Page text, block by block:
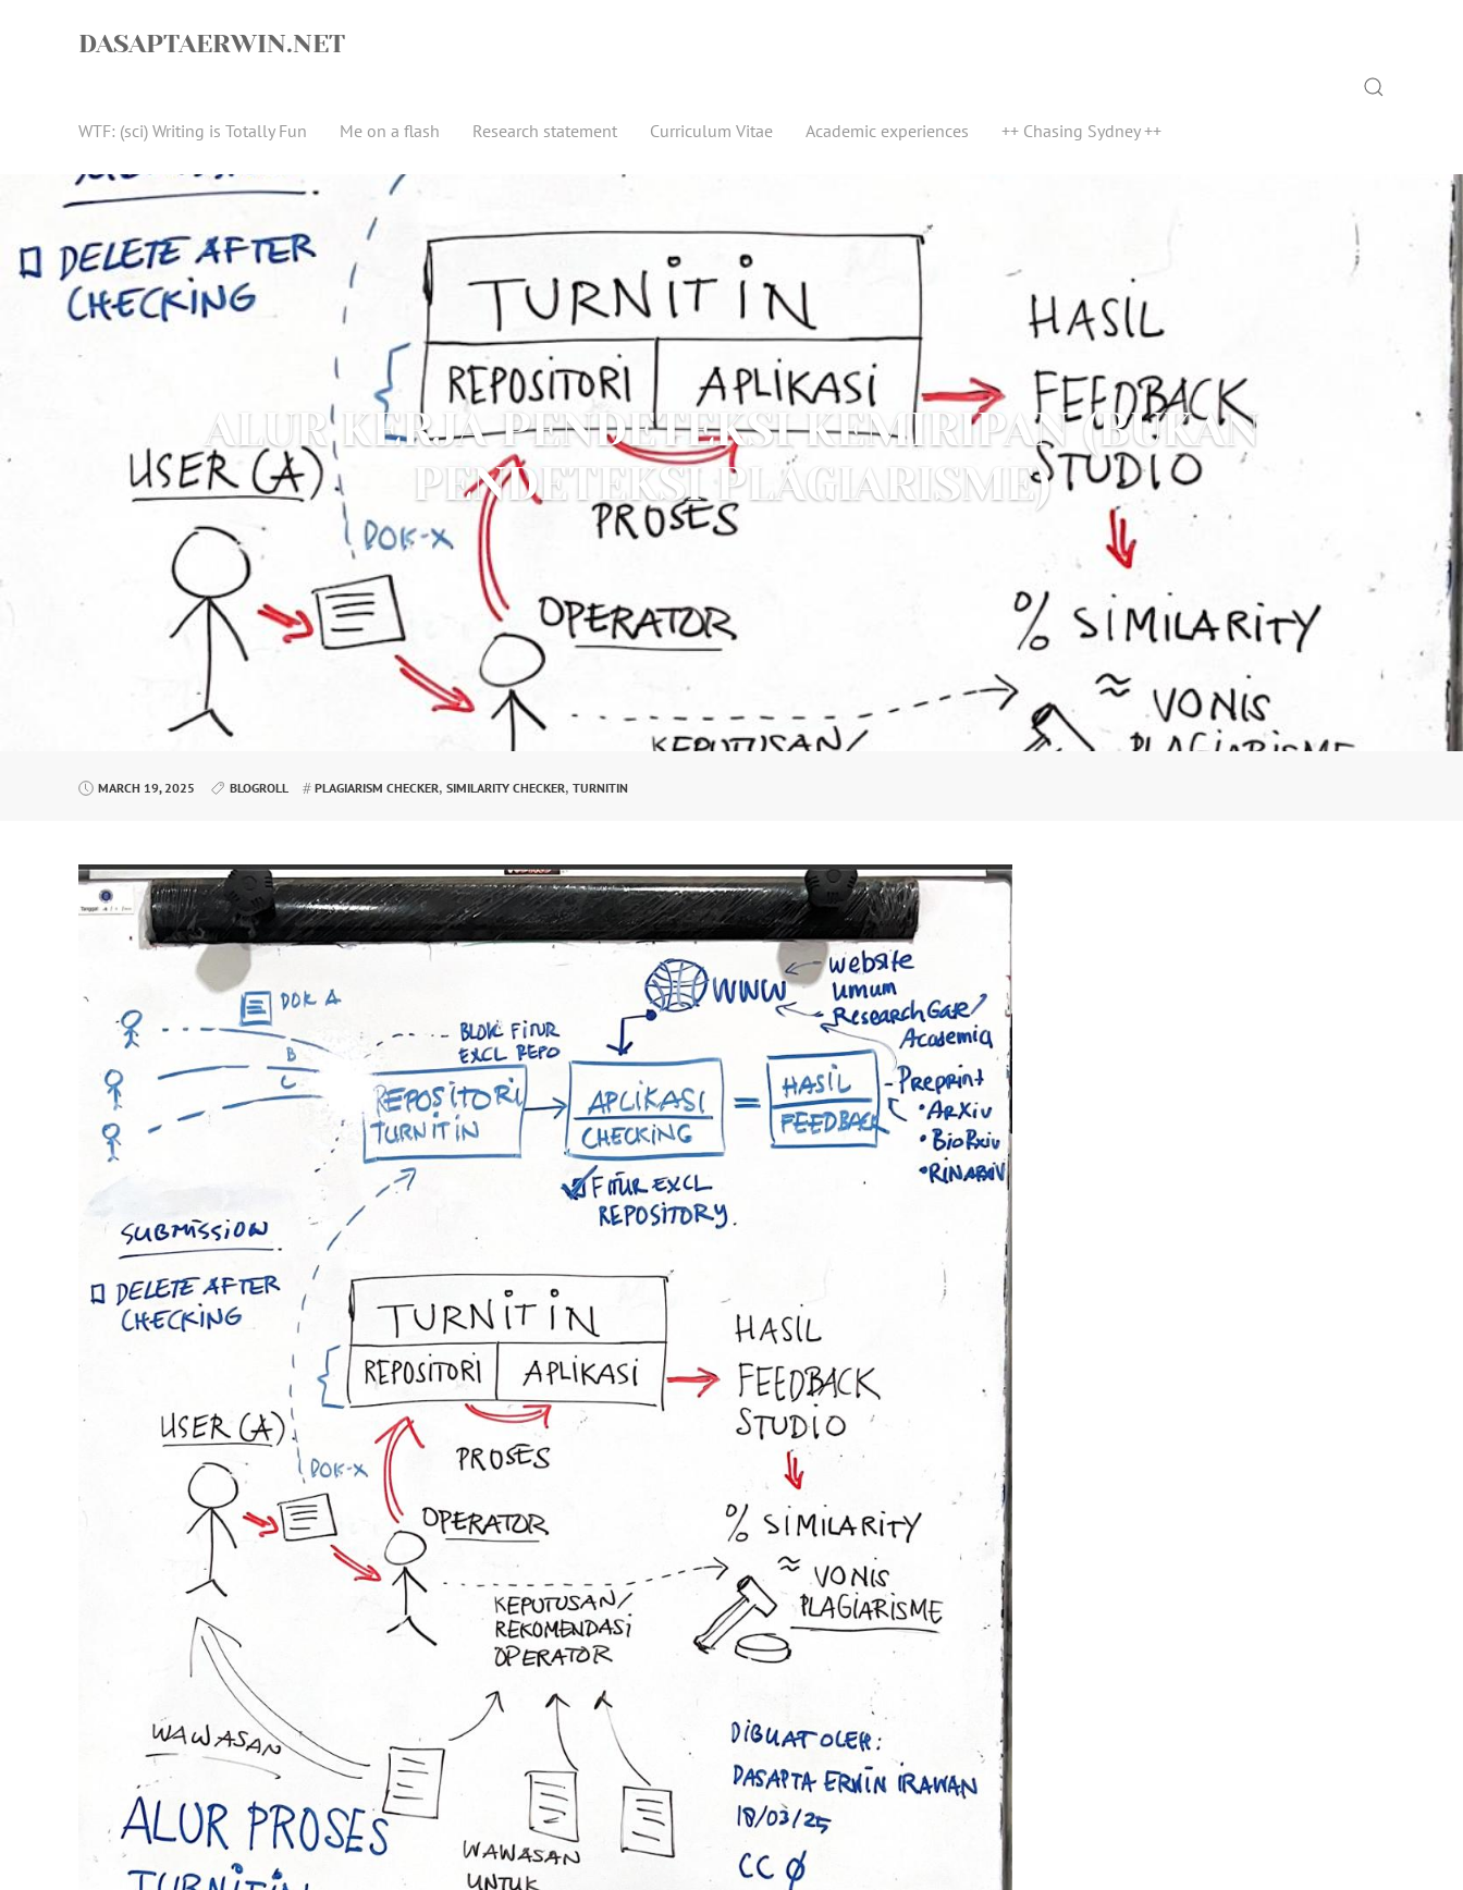
DASAPTAERWIN.NET
WTF: (sci) Writing is Totally Fun Me on a flash Research statement Curriculum Vitae Academic experiences ++ Chasing Sydney ++
Search
ALUR KERJA PENDETEKSI KEMIRIPAN (BUKAN
PENDETEKSI PLAGIARISME)
MARCH 19, 2025 BLOGROLL PLAGIARISM CHECKER, SIMILARITY CHECKER, TURNITIN